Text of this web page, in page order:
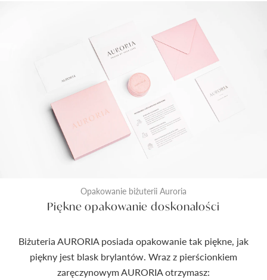
Opakowanie biżuterii Auroria
Piękne opakowanie doskonałości
Biżuteria AURORIA posiada opakowanie tak piękne, jak
piękny jest blask brylantów. Wraz z pierścionkiem
zaręczynowym AURORIA otrzymasz: